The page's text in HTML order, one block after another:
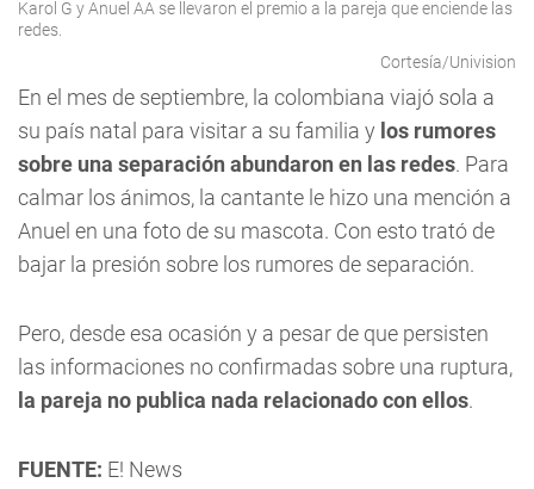
Karol G y Anuel AA se llevaron el premio a la pareja que enciende las
redes.
Cortesía/Univision
En el mes de septiembre, la colombiana viajó sola a
su país natal para visitar a su familia y los rumores
sobre una separación abundaron en las redes. Para
calmar los ánimos, la cantante le hizo una mención a
Anuel en una foto de su mascota. Con esto trató de
bajar la presión sobre los rumores de separación.
Pero, desde esa ocasión y a pesar de que persisten
las informaciones no confirmadas sobre una ruptura,
la pareja no publica nada relacionado con ellos.
FUENTE: E! News